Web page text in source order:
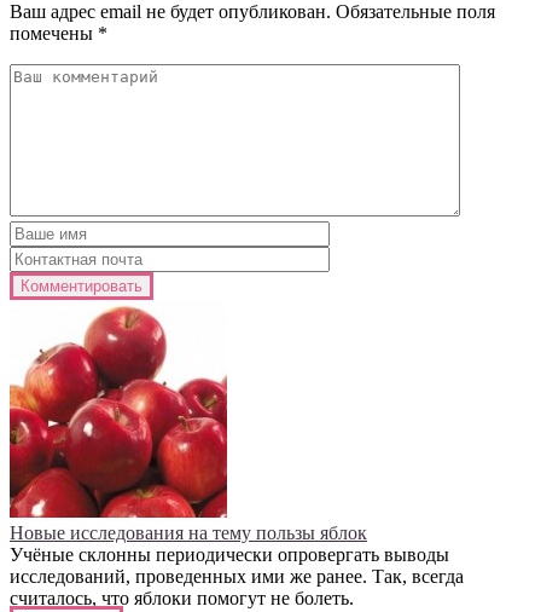
Ваш адрес email не будет опубликован. Обязательные поля
помечены *
Новые исследования на тему пользы яблок
Учёные склонны периодически опровергать выводы
исследований, проведенных ими же ранее. Так, всегда
считалось, что яблоки помогут не болеть.